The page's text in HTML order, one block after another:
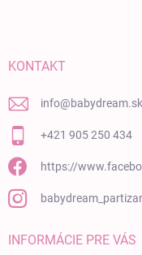
KONTAKT
info@babydream.sk
+421 905 250 434
https://
INFORMÁCIE PRE VÁS